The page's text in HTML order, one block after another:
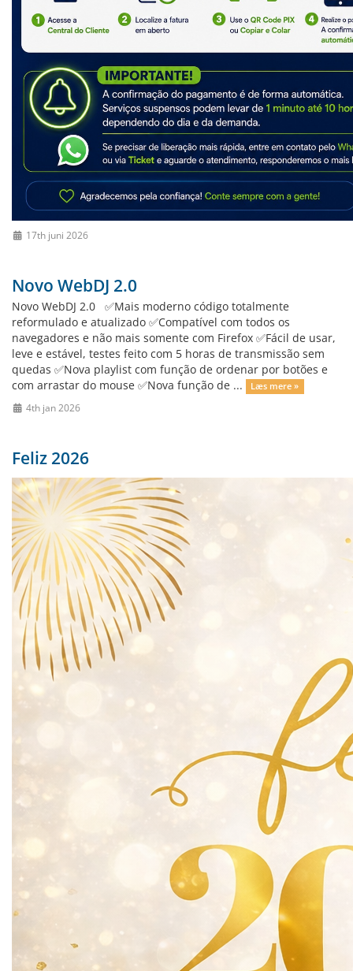
17th juni 2026
Novo WebDJ 2.0
Novo WebDJ 2.0 ✅Mais moderno código totalmente
reformulado e atualizado ✅Compatível com todos os
navegadores e não mais somente com Firefox ✅Fácil de usar,
leve e estável, testes feito com 5 horas de transmissão sem
quedas ✅Nova playlist com função de ordenar por botões e
com arrastar do mouse ✅Nova função de ...
Læs mere »
4th jan 2026
Feliz 2026